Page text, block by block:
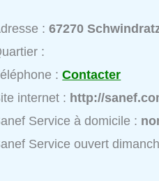
:67270
:
:Contacter
internet : http://
Service à domicile :
Service ouvert